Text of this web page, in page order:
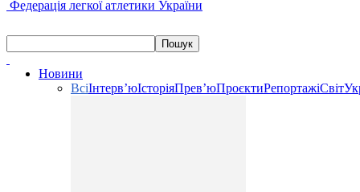
Федерація легкої атлетики України
Новини
ВсіІнтерв’юІсторіяПрев’юПроєктиРепортажіСвіт